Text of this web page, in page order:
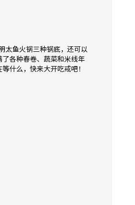
太鱼火锅三种锅底，还可以
各种春卷、蔬菜和米线年
什么，快来大开吃戒吧！